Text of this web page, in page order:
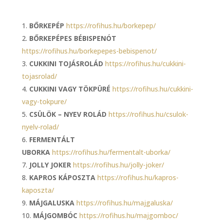
BŐRKEPÉP https://rofihus.hu/borkepep/
BŐRKEPÉPES BÉBISPENÓT
https://rofihus.hu/borkepepes-bebispenot/
CUKKINI TOJÁSROLÁD https://rofihus.hu/cukkini-
tojasrolad/
CUKKINI VAGY TÖKPÜRÉ https://rofihus.hu/cukkini-
vagy-tokpure/
CSÜLÖK – NYEV ROLÁD https://rofihus.hu/csulok-
nyelv-rolad/
FERMENTÁLT
UBORKA https://rofihus.hu/fermentalt-uborka/
JOLLY JOKER https://rofihus.hu/jolly-joker/
KAPROS KÁPOSZTA https://rofihus.hu/kapros-
kaposzta/
MÁJGALUSKA https://rofihus.hu/majgaluska/
MÁJGOMBÓC https://rofihus.hu/majgomboc/